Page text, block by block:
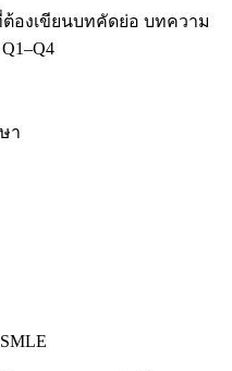
องเขียนบทคัดย่อ บทความ
า